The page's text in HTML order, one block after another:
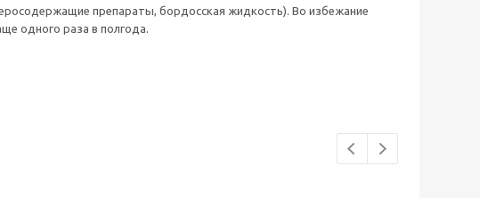
препараты, бордосская жидкость). Во избежание
одного раза в полгода.